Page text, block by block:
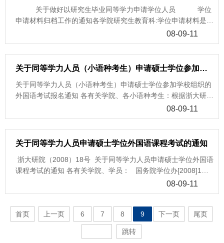
的考试成绩已被取消。部分涉嫌考试违规考生的处理程序正在进
行中，此部分考生的考试结果暂缓下达。6、按照学位办[2007]2
号文件中“对于不具备同等学力人员申请硕士学位资格的人员报
名参加考试的考生，考试部门将不提供考试成绩”的精神，本次
本人亲笔签名)，逾期不再受理。成绩复核工作只复核考生答卷
在阅卷工作中有无漏阅现象，登分、合分有无错误等，不对评阅
标准进行复核。由于临床医学综合水平考试和外国语水平考试试
（地址：浙江大学玉泉校区教11－218A），并注明“同等学力考
试成绩复核”。成绩查询请点击：外语成绩查询 学科综合成
绩查询浙江大学学位办 2007年8月14日
平全国统一考试合格证书》，学位中心下达至我校的合格考生清
单，将作为有关考生考试成绩合格的证明。 5、国务院学位委员
会根据教育部《国家教育考试违规处理办法》（教育部第18号
令）的有关规定，对2006年同等学力人员申请硕士学位外国语水
消当年考试成绩”的处理决定。根据这一决定，上述考生的考试
成绩已被取消。部分涉嫌考试违规考生的处理程序正在进行中，
此部分考生的考试结果暂缓下达。6、按照学位办[2006]4号文件
中“对于不具备同等学力人员申请硕士学位资格的人员报名参加
考试的考生，考试部门将不提供考试成绩”的精神，本次不提供
明需要复核的内容和理由，并由我校汇总后上报教育部学位中心
办理，逾期不再受理。成绩复核工作只复核考生答卷在阅卷工作
中有无漏阅现象，登分、合分有无错误等，不对评阅标准进行复
受考生要求进行外国语和临床医学成绩复核的申请。成绩查询请
点击：外语成绩查询 学科综合成绩查询浙江大学学位办
2、外语成绩查询：显示栏目中“外语成绩1”是指外语总成绩，“外
语成绩2”是指外语试卷二成绩；两者成绩合格者才显示合格证书
编号。 3、 学科综合成绩查询：除建筑学考生外，其余所有考生
只显示“课程成绩1”，“课程成绩2”为建筑学考生快速设计成绩。
4、合格证书未到，何时发放请注意本网页通知。 成绩查询请点
击：外语成绩查询 学科综合成绩查询浙江大学学位办 2005
关于做好以研究生毕业同等学力申请学位人员 学位
申请材料归档工作的通知各学院研究生教育科:学位申请材料是记
录在职人员申请学位的第一手材料，为规范与完善以研究生毕业
同等学力申请学位管理工作，务请重视做好以研究生毕业同等学
力申请学位人员有关学位申请材料归档工作。申请学位归档材
料：1、资格审查材料2、学位申请书3、评阅意见书4、答辩材料
料请各有关学院研究生教育科统一补交校档案馆。其余历年来同
等学力获得学位人员的资格审查材料暂时仍存各有关所在学
室 2005年5月16日
08-09-11
关于同等学力人员（小语种考生）申请硕士学位参加学校组织的外国语考试报名通知
关于同等学力人员（小语种考生）申请硕士学位参加学校组织的
外国语考试报名通知 各有关学院、各小语种考生：根据浙大研院
（2008）18号“关于同等学力人员申请硕士学位外国语课程考试
的通知”精神，研究生院决定凡要参加日、德、法、俄语种考试
的学员，务请于9月8日—9月11日随带研究生进修证或结业证、
身份证到研究生院培养处（玉泉校区11教学楼216室）报名。联
外国语课程考试的通知
浙
08-09-11
关于同等学力人员申请硕士学位外国语课程考试的通知
浙大研院（2008）18号 关于同等学力人员申请硕士学位外国语
课程考试的通知 各有关学院、学员： 国务院学位办[2008]1
号“关于做好2008年同等学力人员申请硕士学位外国语水平和学
科综合水平全国统一考试工作的通知”指出“参加外国语水平和学
校硕士研究生培养方案规定的课程考试（包括外国语考试）”。
根据国务院学位办文件要求，学校决定从2009年起，在我校参加
同等学力申请硕士学位的课程进修班学员必须已通过该专业的全
08-09-11
首页 上一页 6 7 8 9 下一页 尾页
跳转